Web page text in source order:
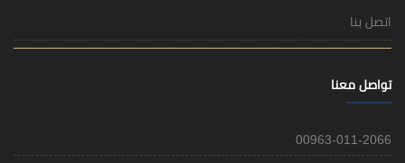
اتصل بنا
تواصل معنا
00963-011-2066